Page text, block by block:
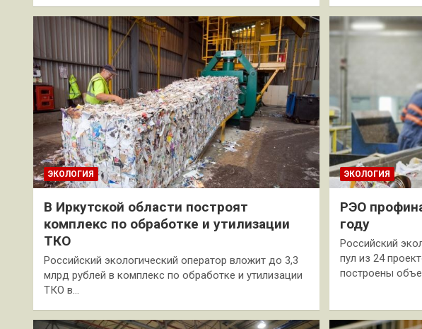
ЭКОЛОГИЯ
В Иркутской области построят
комплекс по обработке и утилизации
ТКО
Российский экологический оператор вложит до 3,3
млрд рублей в комплекс по обработке и утилизации
ТКО в…
ЭКОЛОГИЯ
РЭО
году
Российский
пул из 24
построены